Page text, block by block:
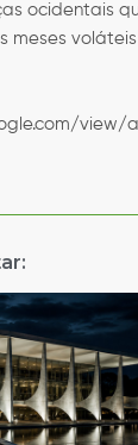
ocidentais
meses